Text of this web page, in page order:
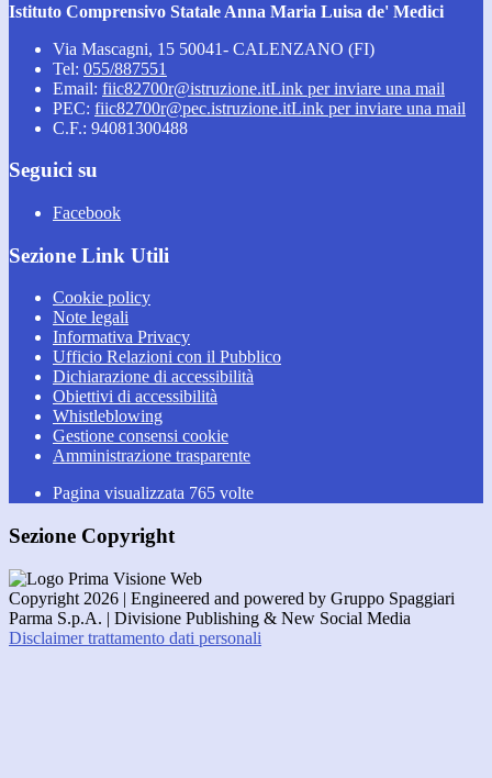
Istituto Comprensivo Statale Anna Maria Luisa de' Medici
Via Mascagni, 15 50041- CALENZANO (FI)
Tel: 055/887551
Email: fiic82700r@istruzione.itLink per inviare una mail
PEC: fiic82700r@pec.istruzione.itLink per inviare una mail
C.F.: 94081300488
Seguici su
Facebook
Sezione Link Utili
Cookie policy
Note legali
Informativa Privacy
Ufficio Relazioni con il Pubblico
Dichiarazione di accessibilità
Obiettivi di accessibilità
Whistleblowing
Gestione consensi cookie
Amministrazione trasparente
Pagina visualizzata 765 volte
Sezione Copyright
Copyright 2026 | Engineered and powered by Gruppo Spaggiari
Parma S.p.A. | Divisione Publishing & New Social Media
Disclaimer trattamento dati personali